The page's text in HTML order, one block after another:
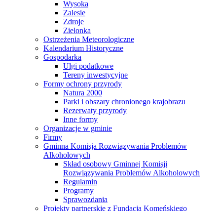
Wysoka
Zalesie
Zdroje
Zielonka
Ostrzeżenia Meteorologiczne
Kalendarium Historyczne
Gospodarka
Ulgi podatkowe
Tereny inwestycyjne
Formy ochrony przyrody
Natura 2000
Parki i obszary chronionego krajobrazu
Rezerwaty przyrody
Inne formy
Organizacje w gminie
Firmy
Gminna Komisja Rozwiązywania Problemów
Alkoholowych
Skład osobowy Gminnej Komisji
Rozwiązywania Problemów Alkoholowych
Regulamin
Programy
Sprawozdania
Projekty partnerskie z Fundacją Komeńskiego